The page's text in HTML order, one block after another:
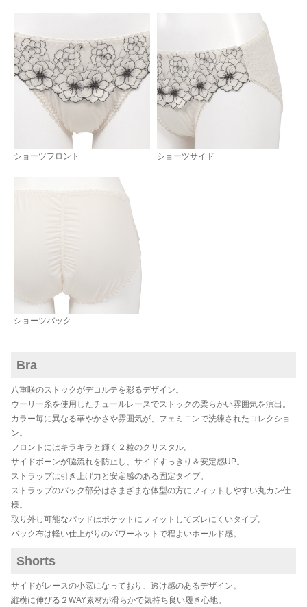
ショーツフロント ショーツサイド
ショーツバック
Bra
八重咲のストックがデコルテを彩るデザイン。
ウーリー糸を使用したチュールレースでストックの柔らかい雰囲気を演出。
カラー毎に異なる華やかさや雰囲気が、フェミニンで洗練されたコレクショ
ン。
フロントにはキラキラと輝く２粒のクリスタル。
サイドボーンが脇流れを防止し、サイドすっきり＆安定感UP。
ストラップは引き上げ力と安定感のある固定タイプ。
ストラップのバック部分はさまざまな体型の方にフィットしやすい丸カン仕
様。
取り外し可能なパッドはポケットにフィットしてズレにくいタイプ。
バック布は軽い仕上がりのパワーネットで程よいホールド感。
Shorts
サイドがレースの小窓になっており、透け感のあるデザイン。
縦横に伸びる２WAY素材が滑らかで気持ち良い履き心地。